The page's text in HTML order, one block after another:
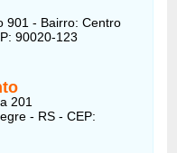
901 - Bairro: Centro
90020-123
201
- RS - CEP: